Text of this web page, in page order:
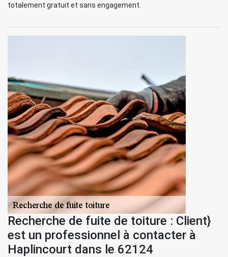
totalement gratuit et sans engagement.
Recherche de fuite de toiture : Client}
est un professionnel à contacter à
Haplincourt dans le 62124